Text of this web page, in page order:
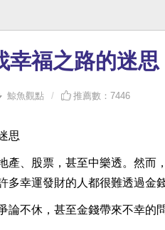
幸福之路的迷思
鯨魚觀點 推薦數：7446
思
產、股票，甚至中樂透。然而
多幸運發財的人都很難透過金
論不休，甚至金錢帶來不幸的